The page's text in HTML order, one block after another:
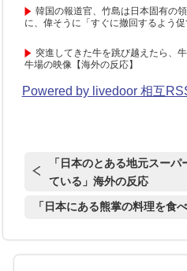
韓国の報道官、竹島は日本固有の
に、偉そうに「すぐに撤回するよう促
突進してきた牛を跳び越えたら、
牛場の映像【海外の反応】
Powered by livedoor 相互
「日本のとある地元スー
ている」海外の反応
「日本にある熊掌の料理を食